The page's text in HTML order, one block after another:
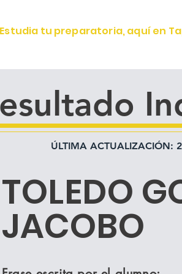
tu preparatoria, aquí en
ÚLTIMA ACTUALIZACIÓN:
TOLEDO
JACOBO